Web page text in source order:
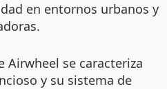
en entornos urbanos y
Airwheel se caracteriza
y su sistema de